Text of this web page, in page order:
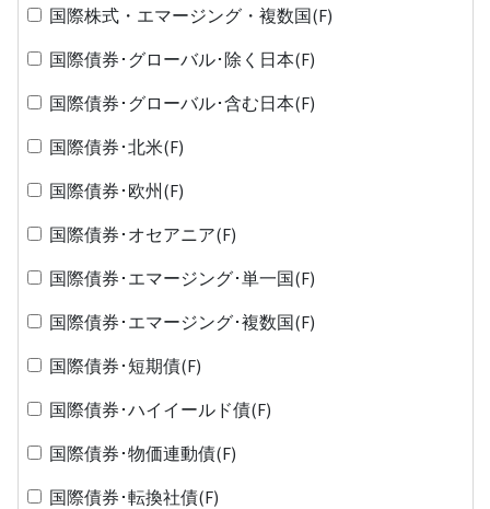
国際株式・エマージング・複数国(F)
国際債券･グローバル･除く日本(F)
国際債券･グローバル･含む日本(F)
国際債券･北米(F)
国際債券･欧州(F)
国際債券･オセアニア(F)
国際債券･エマージング･単一国(F)
国際債券･エマージング･複数国(F)
国際債券･短期債(F)
国際債券･ハイイールド債(F)
国際債券･物価連動債(F)
国際債券･転換社債(F)